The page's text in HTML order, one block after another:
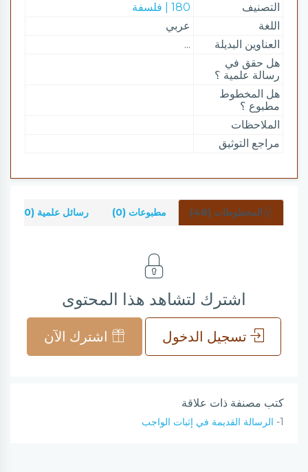
التصنيف
180 | فلسفة
اللغة
عربي
العناوين البديلة
...
هل حقق في
رسالة علمية ؟
هل المخطوط
مطبوع ؟
الملاحظات
مراجع التوثيق
المخطوطات (48) مطبوعات (0) رسائل علمية (0)
اشترك لتشاهد هذا المحتوى
تسجيل الدخول اشترك الآن
كتب مصنفة ذات علاقة
1- الرسالة القديمة في إثبات الواجب